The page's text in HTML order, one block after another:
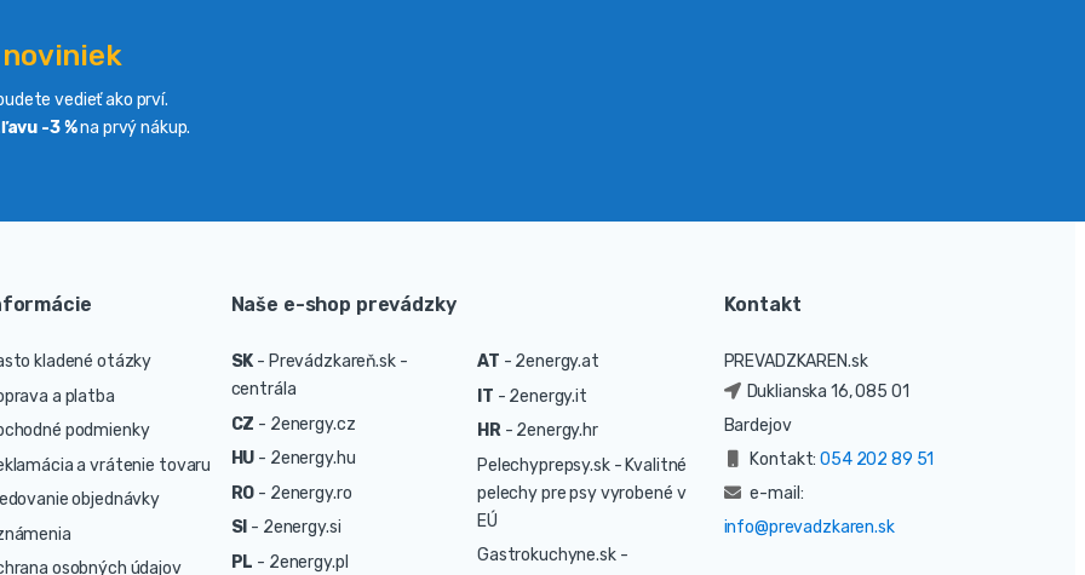
vedieť ako prví.
-3 %na prvý nákup.
kladené otázky
a platba
podmienky
a vrátenie tovaru
objednávky
osobných údajov
Naše e-shop prevádzky
SK - Prevádzkareň.sk -
centrála
CZ - 2energy.cz
HU - 2energy.hu
RO - 2energy.ro
SI - 2energy.si
PL - 2energy.pl
AT - 2energy.at
IT - 2energy.it
HR- 2energy.hr
Pelechyprepsy.sk - Kvalitné
pelechy pre psy vyrobené v
EÚ
Gastrokuchyne.sk -
Kontakt
PREVADZKAREN.sk
Duklianska 16, 085 01
Bardejov
Kontakt:054 202 89 51
e-mail:
info@prevadzkaren.sk